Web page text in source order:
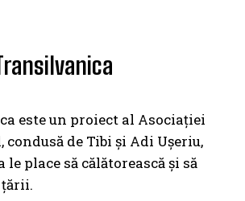
este un proiect al Asociației
condusă de Tibi și Adi Ușeriu,
place să călătorească și să